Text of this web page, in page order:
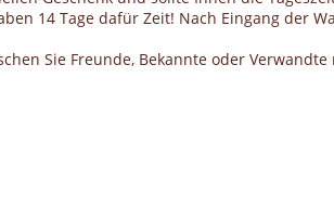
14 Tage dafür Zeit! Nach Eingang der
Sie Freunde, Bekannte oder